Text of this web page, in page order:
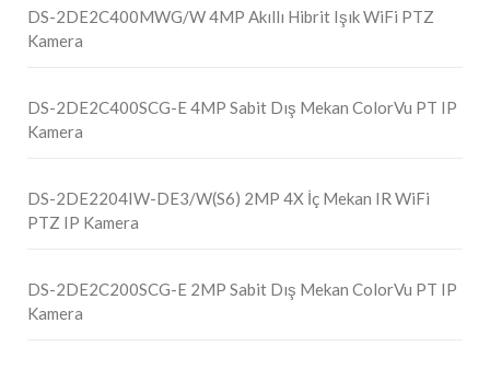
DS-2DE2C400MWG/W 4MP Akıllı Hibrit Işık WiFi PTZ
Kamera
DS-2DE2C400SCG-E 4MP Sabit Dış Mekan ColorVu PT IP
Kamera
DS-2DE2204IW-DE3/W(S6) 2MP 4X İç Mekan IR WiFi
PTZ IP Kamera
DS-2DE2C200SCG-E 2MP Sabit Dış Mekan ColorVu PT IP
Kamera